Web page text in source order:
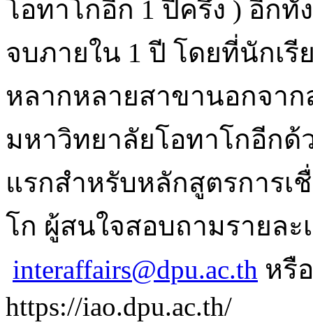
โอทาโกอีก 1 ปีครึ่ง ) อีก
จบภายใน 1 ปี โดยที่นักเ
หลากหลายสาขานอกจา
มหาวิทยาลัยโอทาโกอีกด้
แรกสำหรับหลักสูตรการ
โก ผู้สนใจสอบถามรายล
interaffairs@dpu.ac.th หรื
https://iao.dpu.ac.th/